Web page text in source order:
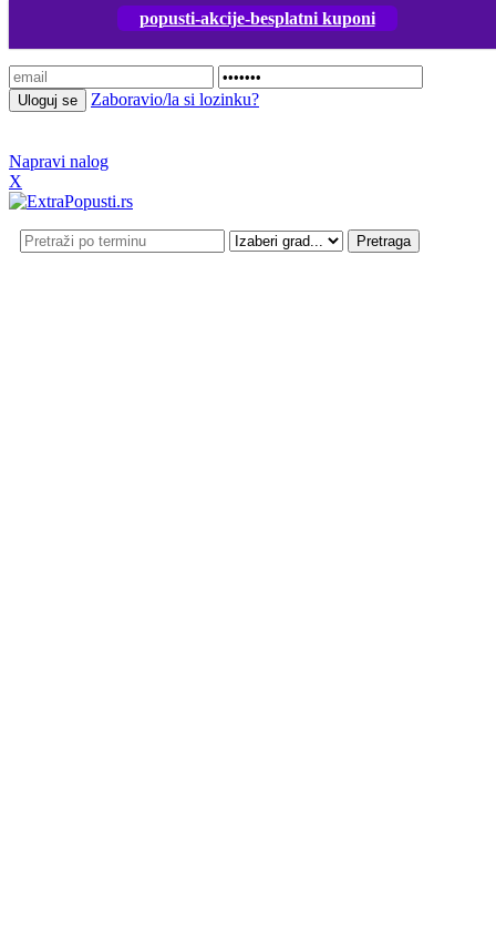
popusti-akcije-besplatni kuponi
Zaboravio/la si lozinku?
Napravi nalog
X